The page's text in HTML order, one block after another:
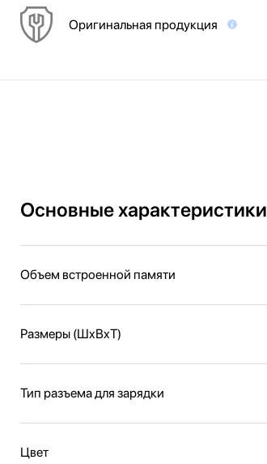
Оригинальная продукция
Основные характеристики
Объем встроенной памяти
Размеры (ШxВxТ)
Тип разъема для зарядки
Цвет